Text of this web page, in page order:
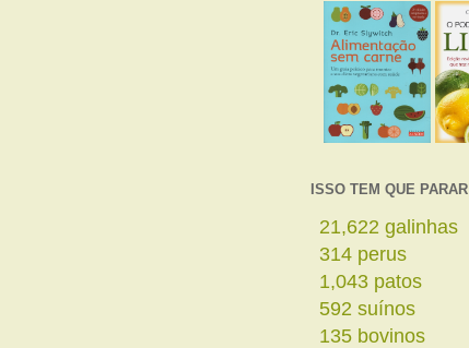
ISSO TEM QUE PARAR
23,654 galinhas
344 perus
1,141 patos
647 suínos
148 bovinos